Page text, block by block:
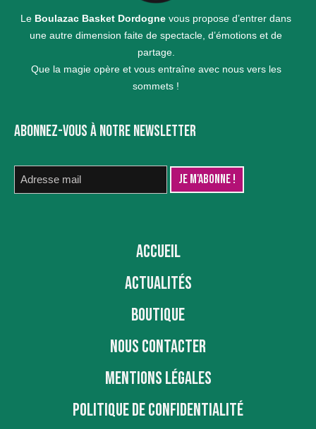
Le Boulazac Basket Dordogne vous propose d’entrer dans
une autre dimension faite de spectacle, d’émotions et de
partage.
Que la magie opère et vous entraîne avec nous vers les
sommets !
ABONNEZ-VOUS À NOTRE NEWSLETTER
ACCUEIL
ACTUALITÉS
BOUTIQUE
NOUS CONTACTER
MENTIONS LÉGALES
POLITIQUE DE CONFIDENTIALITÉ